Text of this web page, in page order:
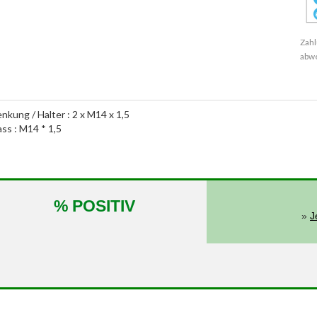
/ Halter : 2 x M14 x 1,5
: M14 * 1,5
% POSITIV
»